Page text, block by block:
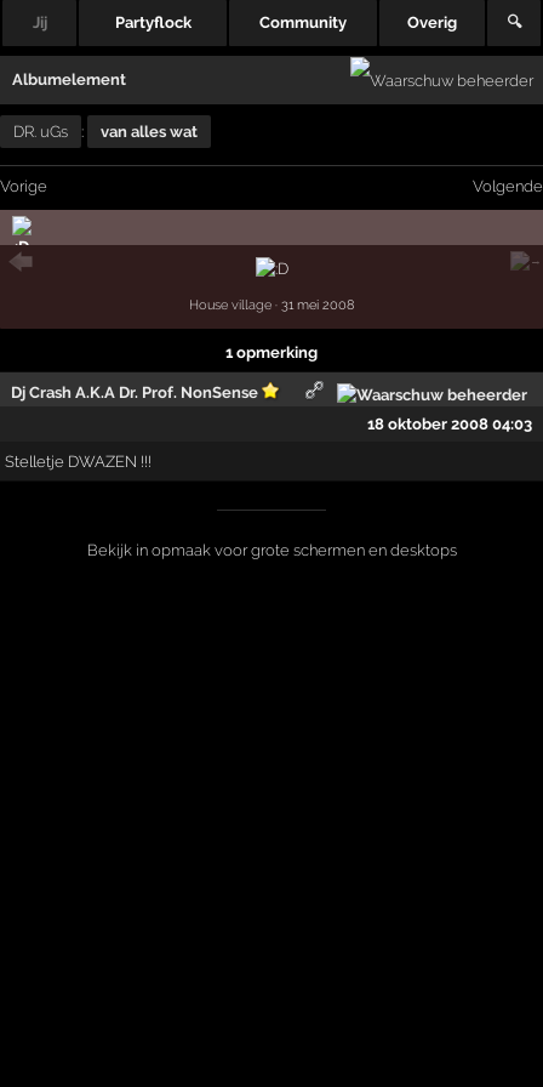
Jij Partyflock Community Overig 🔍
Albumelement
DR. uGs : van alles wat
Vorige Volgende
House village · 31 mei 2008
1 opmerking
Dj Crash A.K.A Dr. Prof. NonSense
18 oktober 2008 04:03
Stelletje DWAZEN !!!
Bekijk in opmaak voor grote schermen en desktops